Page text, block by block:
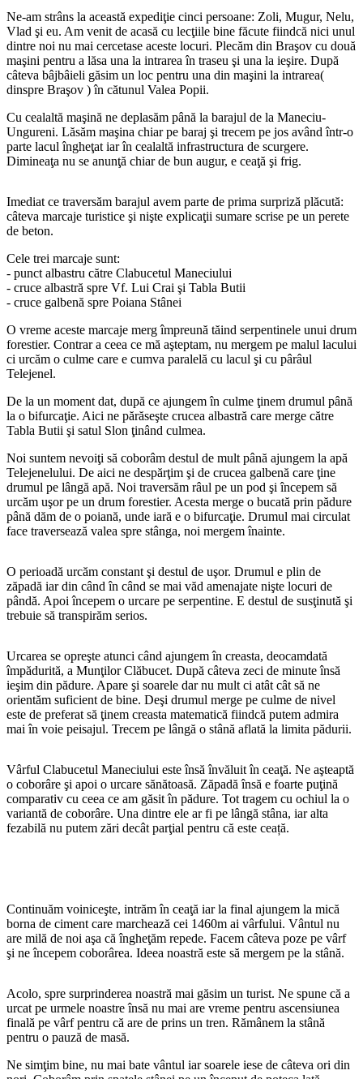
Ne-am strâns la această expediţie cinci persoane: Zoli, Mugur, Nelu,
Vlad şi eu. Am venit de acasă cu lecţiile bine făcute fiindcă nici unul
dintre noi nu mai cercetase aceste locuri. Plecăm din Braşov cu două
maşini pentru a lăsa una la intrarea în traseu şi una la ieşire. După
câteva bâjbâieli găsim un loc pentru una din maşini la intrarea(
dinspre Braşov ) în cătunul Valea Popii.
Cu cealaltă maşină ne deplasăm până la barajul de la Maneciu-
Ungureni. Lăsăm maşina chiar pe baraj şi trecem pe jos având într-o
parte lacul îngheţat iar în cealaltă infrastructura de scurgere.
Dimineaţa nu se anunţă chiar de bun augur, e ceaţă şi frig.
Imediat ce traversăm barajul avem parte de prima surpriză plăcută:
câteva marcaje turistice şi nişte explicaţii sumare scrise pe un perete
de beton.
Cele trei marcaje sunt:
- punct albastru către Clabucetul Maneciului
- cruce albastră spre Vf. Lui Crai şi Tabla Butii
- cruce galbenă spre Poiana Stânei
O vreme aceste marcaje merg împreună tăind serpentinele unui drum
forestier. Contrar a ceea ce mă aşteptam, nu mergem pe malul lacului
ci urcăm o culme care e cumva paralelă cu lacul şi cu pârâul
Telejenel.
De la un moment dat, după ce ajungem în culme ţinem drumul până
la o bifurcaţie. Aici ne părăseşte crucea albastră care merge către
Tabla Butii şi satul Slon ţinând culmea.
Noi suntem nevoiţi să coborâm destul de mult până ajungem la apă
Telejenelului. De aici ne despărţim şi de crucea galbenă care ţine
drumul pe lângă apă. Noi traversăm râul pe un pod şi începem să
urcăm uşor pe un drum forestier. Acesta merge o bucată prin pădure
până dăm de o poiană, unde iară e o bifurcaţie. Drumul mai circulat
face traversează valea spre stânga, noi mergem înainte.
O perioadă urcăm constant şi destul de uşor. Drumul e plin de
zăpadă iar din când în când se mai văd amenajate nişte locuri de
pândă. Apoi începem o urcare pe serpentine. E destul de susţinută şi
trebuie să transpirăm serios.
Urcarea se opreşte atunci când ajungem în creasta, deocamdată
împădurită, a Munţilor Clăbucet. După câteva zeci de minute însă
ieşim din pădure. Apare şi soarele dar nu mult ci atât cât să ne
orientăm suficient de bine. Deşi drumul merge pe culme de nivel
este de preferat să ţinem creasta matematică fiindcă putem admira
mai în voie peisajul. Trecem pe lângă o stână aflată la limita pădurii.
Vârful Clabucetul Maneciului este însă învăluit în ceaţă. Ne aşteaptă
o coborâre şi apoi o urcare sănătoasă. Zăpadă însă e foarte puţină
comparativ cu ceea ce am găsit în pădure. Tot tragem cu ochiul la o
variantă de coborâre. Una dintre ele ar fi pe lângă stâna, iar alta
fezabilă nu putem zări decât parţial pentru că este ceață.
Continuăm voiniceşte, intrăm în ceaţă iar la final ajungem la mică
borna de ciment care marchează cei 1460m ai vârfului. Vântul nu
are milă de noi aşa că îngheţăm repede. Facem câteva poze pe vârf
şi ne începem coborârea. Ideea noastră este să mergem pe la stână.
Acolo, spre surprinderea noastră mai găsim un turist. Ne spune că a
urcat pe urmele noastre însă nu mai are vreme pentru ascensiunea
finală pe vârf pentru că are de prins un tren. Rămânem la stână
pentru o pauză de masă.
Ne simţim bine, nu mai bate vântul iar soarele iese de câteva ori din